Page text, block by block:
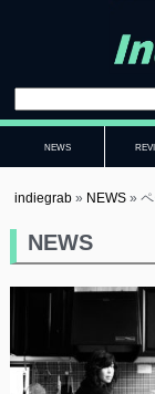
NEWS
indiegrab » NEWS »
NEWS